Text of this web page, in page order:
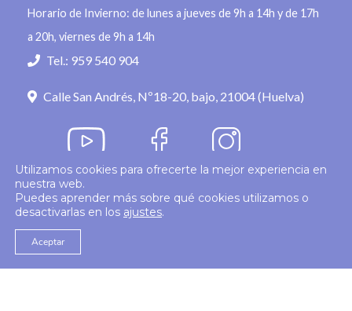
Horario de Invierno: de lunes a jueves de 9h a 14h y de 17h
a 20h, viernes de 9h a 14h
Tel.: 959 540 904
Calle San Andrés, Nº18-20, bajo, 21004 (Huelva)
© 2026 Colegio Enfermería Huelva
Utilizamos cookies para ofrecerte la mejor experiencia en
nuestra web.
Puedes aprender más sobre qué cookies utilizamos o
desactivarlas en los ajustes.
Aceptar